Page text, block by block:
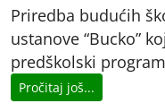
Priredba budućih
ustanove “Bucko”
predškolski
Pročitaj još...